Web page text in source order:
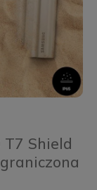
T7 Shield